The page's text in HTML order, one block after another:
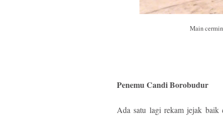
Main
Penemu Candi Borobudur
Ada satu lagi rekam jejak baik